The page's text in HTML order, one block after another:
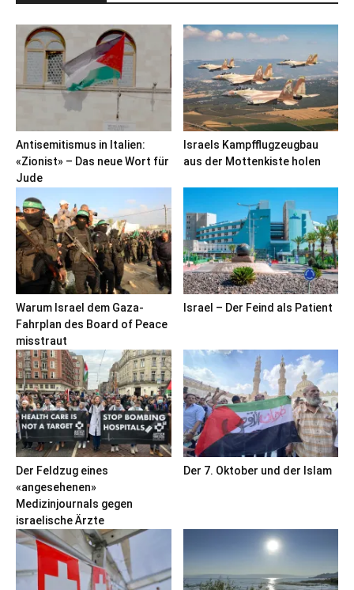
Antisemitismus in Italien:
«Zionist» – Das neue Wort für
Jude
Israels Kampfflugzeugbau
aus der Mottenkiste holen
Warum Israel dem Gaza-
Fahrplan des Board of Peace
misstraut
Israel – Der Feind als Patient
Der Feldzug eines
«angesehenen»
Medizinjournals gegen
israelische Ärzte
Der 7. Oktober und der Islam